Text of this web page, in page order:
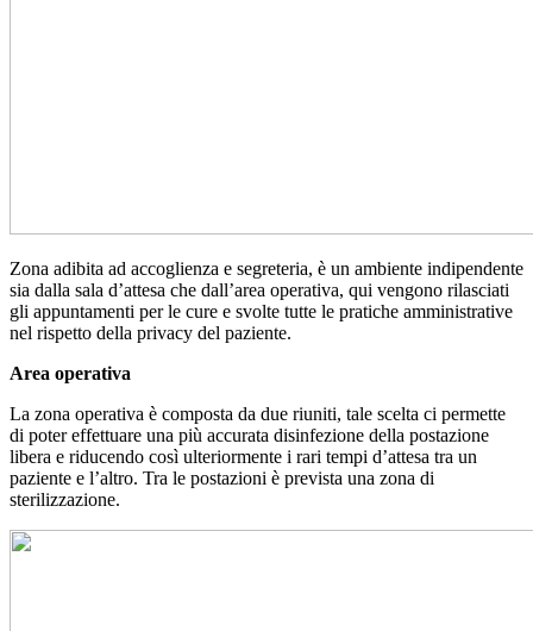
Zona adibita ad accoglienza e segreteria, è un ambiente indipendente
sia dalla sala d’attesa che dall’area operativa, qui vengono rilasciati
gli appuntamenti per le cure e svolte tutte le pratiche amministrative
nel rispetto della privacy del paziente.
Area operativa
La zona operativa è composta da due riuniti, tale scelta ci permette
di poter effettuare una più accurata disinfezione della postazione
libera e riducendo così ulteriormente i rari tempi d’attesa tra un
paziente e l’altro. Tra le postazioni è prevista una zona di
sterilizzazione.